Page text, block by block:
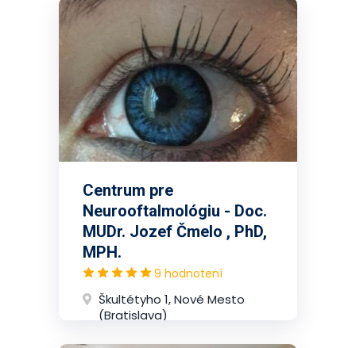
Centrum pre
Neurooftalmológiu - Doc.
MUDr. Jozef Čmelo , PhD,
MPH.
9 hodnotení
Škultétyho 1, Nové Mesto
(Bratislava)